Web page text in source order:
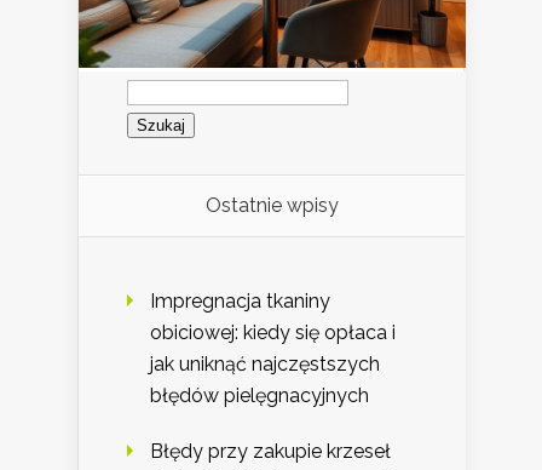
Szukaj:
Ostatnie wpisy
Impregnacja tkaniny
obiciowej: kiedy się opłaca i
jak uniknąć najczęstszych
błędów pielęgnacyjnych
Błędy przy zakupie krzeseł